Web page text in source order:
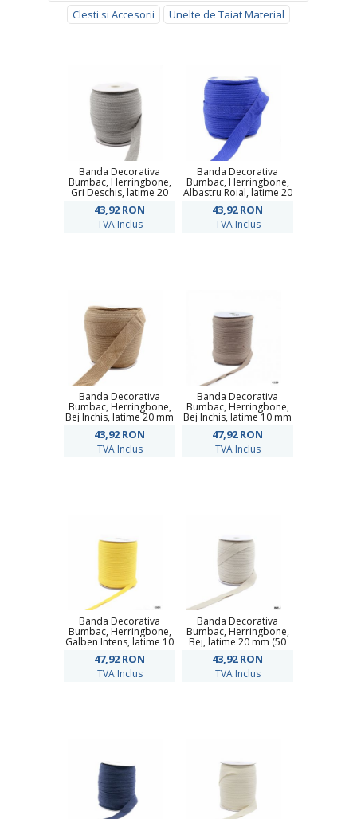
Clesti si Accesorii
Unelte de Taiat Material
Banda Decorativa
Bumbac, Herringbone,
Gri Deschis, latime 20
43,92RON
TVA Inclus
Banda Decorativa
Bumbac, Herringbone,
Albastru Roial, latime 20
43,92RON
TVA Inclus
Banda Decorativa
Bumbac, Herringbone,
Bej Inchis, latime 20 mm
43,92RON
TVA Inclus
Banda Decorativa
Bumbac, Herringbone,
Bej Inchis, latime 10 mm
47,92RON
TVA Inclus
Banda Decorativa
Bumbac, Herringbone,
Galben Intens, latime 10
47,92RON
TVA Inclus
Banda Decorativa
Bumbac, Herringbone,
Bej, latime 20 mm (50
43,92RON
TVA Inclus